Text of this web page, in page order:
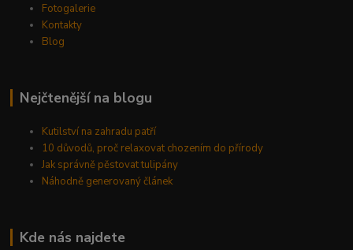
Fotogalerie
Kontakty
Blog
Nejčtenější na blogu
Kutilství na zahradu patří
10 důvodů, proč relaxovat chozením do přírody
Jak správně pěstovat tulipány
Náhodně generovaný článek
Kde nás najdete